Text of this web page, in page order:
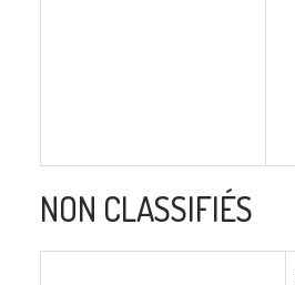
NON CLASSIFIÉS